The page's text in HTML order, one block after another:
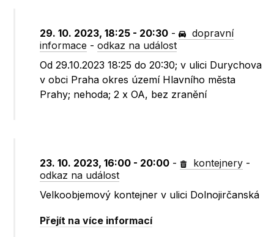
29. 10. 2023, 18:25 - 20:30 -
dopravní
informace -odkaz na událost
Od 29.10.2023 18:25 do 20:30; v ulici Durychova
v obci Praha okres území Hlavního města
Prahy; nehoda; 2 x OA, bez zranění
23. 10. 2023, 16:00 - 20:00 - kontejnery -
odkaz na událost
Velkoobjemový kontejner v ulici Dolnojirčanská
Přejít na více informací